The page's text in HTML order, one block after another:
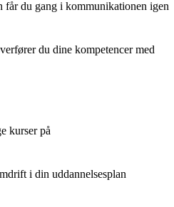
får du gang i kommunikationen igen
du dine kompetencer med
kurser på
i din uddannelsesplan